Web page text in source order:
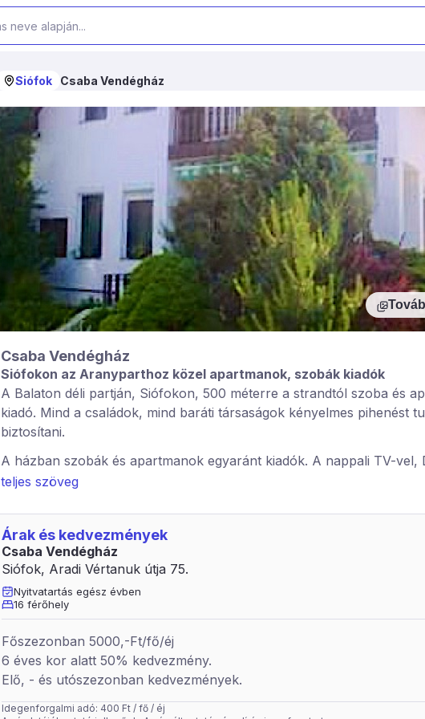
Siófok Csaba Vendégház
Csaba Vendégház
Siófokon az Aranyparthoz közel apartmanok, szobák kiadók
A Balaton déli partján, Siófokon, 500 méterre a strandtól szoba és
kiadó. Mind a családok, mind baráti társaságok kényelmes pihenést
biztosítani.
A házban szobák és apartmanok egyaránt kiadók. A nappali TV-vel,
bárpulttal rendelkezik. Két jól felszerelt konyha, mely a főzéshez
szoba különböző mérettel rendelkezik 2-3-5, így kényelmes
fürdőszoba zuhanyzó, WC, erkély. Az udvaron kerti tűzhely,
parkolás.
teljes szöveg
Árak és kedvezmények
Csaba Vendégház
Siófok, Aradi Vértanuk útja 75.
Nyitvatartás egész évben
16 férőhely
Főszezonban 5000,-Ft/fő/éj
6 éves kor alatt 50% kedvezmény.
Elő, - és utószezonban kedvezmények.
Idegenforgalmi adó: 400 Ft / fő / éj